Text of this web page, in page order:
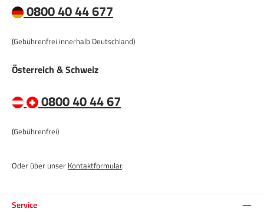
0800 40 44 677
(Gebührenfrei innerhalb Deutschland)
Österreich & Schweiz
0800 40 44 67
(Gebührenfrei)
Oder über unser Kontaktformular.
Service